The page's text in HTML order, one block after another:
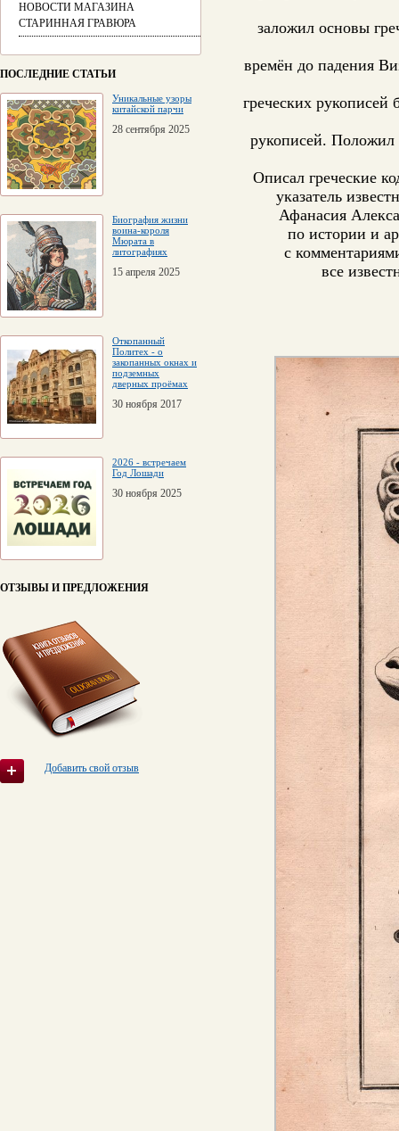
НОВОСТИ МАГАЗИНА
СТАРИННАЯ ГРАВЮРА
ПОСЛЕДНИЕ СТАТЬИ
Уникальные узоры
китайской парчи
28 сентября 2025
Биография жизни
воина-короля
Мюрата в
литографиях
15 апреля 2025
Откопанный
Политех - о
закопанных окнах и
подземных
дверных проёмах
30 ноября 2017
2026 - встречаем
Год Лошади
30 ноября 2025
ОТЗЫВЫ И ПРЕДЛОЖЕНИЯ
Добавить свой отзыв
заложил основы
времён до падения
греческих
рукописей. Положил
Описал греческие
указатель
Афанасия
по истории и
с
все